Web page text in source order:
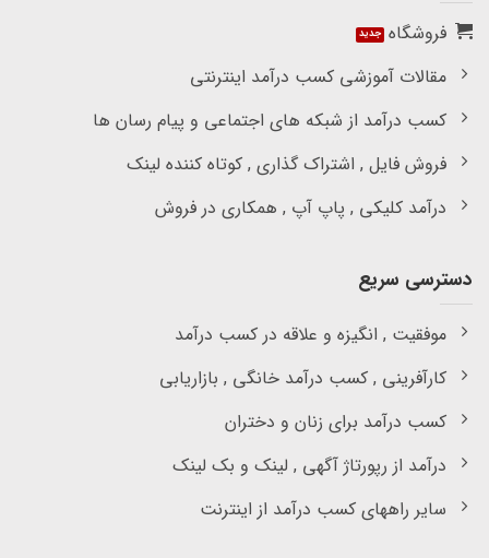
فروشگاه
مقالات آموزشی کسب درآمد اینترنتی
کسب درآمد از شبکه های اجتماعی و پیام رسان ها
فروش فایل , اشتراک گذاری , کوتاه کننده لینک
درآمد کلیکی , پاپ آپ , همکاری در فروش
دسترسی سریع
موفقیت , انگیزه و علاقه در کسب درآمد
کارآفرینی , کسب درآمد خانگی , بازاریابی
کسب درآمد برای زنان و دختران
درآمد از رپورتاژ آگهی , لینک و بک لینک
سایر راههای کسب درآمد از اینترنت